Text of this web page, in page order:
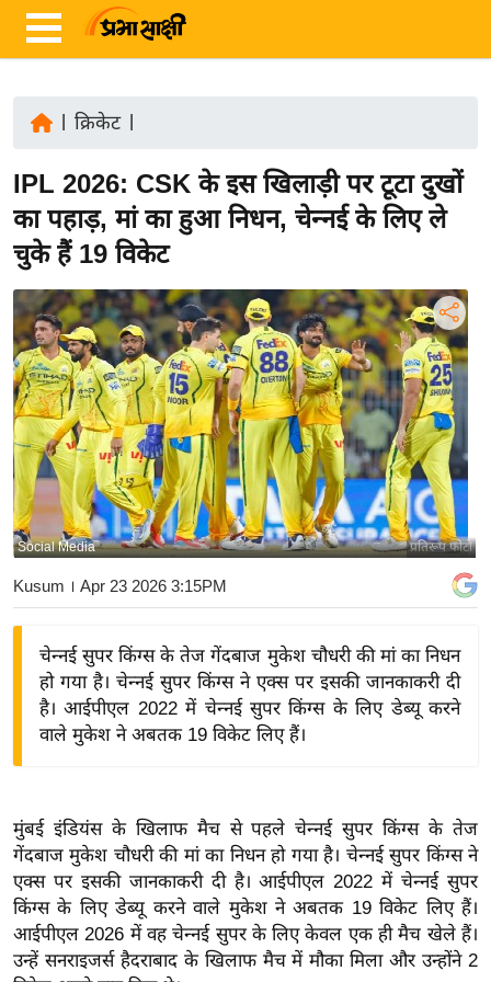
ज़ा
ख
र
रा
ष्ट्री
य
अं
त
र्रा
ष्ट्री
य
बि
ज़
ने
द्यो
वि
शे
ष
ज्ञ
रा
क्रिकेट|
IPL 2026: CSK के इस खिलाड़ी पर टूटा दुखों
का पहाड़, मां का हुआ निधन, चेन्नई के लिए ले
चुके हैं 19 विकेट
प्रतिरूप फोटो
Social Media
Kusum । Apr 23 2026 3:15PM
चेन्नई सुपर किंग्स के तेज गेंदबाज मुकेश चौधरी की मां का निधन
हो गया है। चेन्नई सुपर किंग्स ने एक्स पर इसकी जानकाकरी दी
है। आईपीएल 2022 में चेन्नई सुपर किंग्स के लिए डेब्यू करने
वाले मुकेश ने अबतक 19 विकेट लिए हैं।
मुंबई इंडियंस के खिलाफ मैच से पहले चेन्नई सुपर किंग्स के तेज
गेंदबाज मुकेश चौधरी की मां का निधन हो गया है। चेन्नई सुपर किंग्स ने
एक्स पर इसकी जानकाकरी दी है। आईपीएल 2022 में चेन्नई सुपर
किंग्स के लिए डेब्यू करने वाले मुकेश ने अबतक 19 विकेट लिए हैं।
आईपीएल 2026 में वह चेन्नई सुपर के लिए केवल एक ही मैच खेले हैं।
उन्हें सनराइजर्स हैदराबाद के खिलाफ मैच में मौका मिला और उन्होंने 2